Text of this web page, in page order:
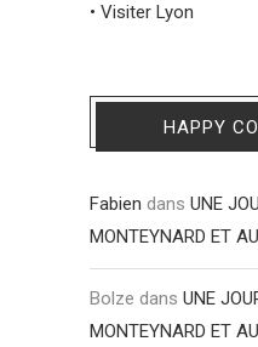
• Visiter Lyon
HAPPY
Fabien dans UNE
MONTEYNARD ET
Bolze dans UNE
MONTEYNARD ET